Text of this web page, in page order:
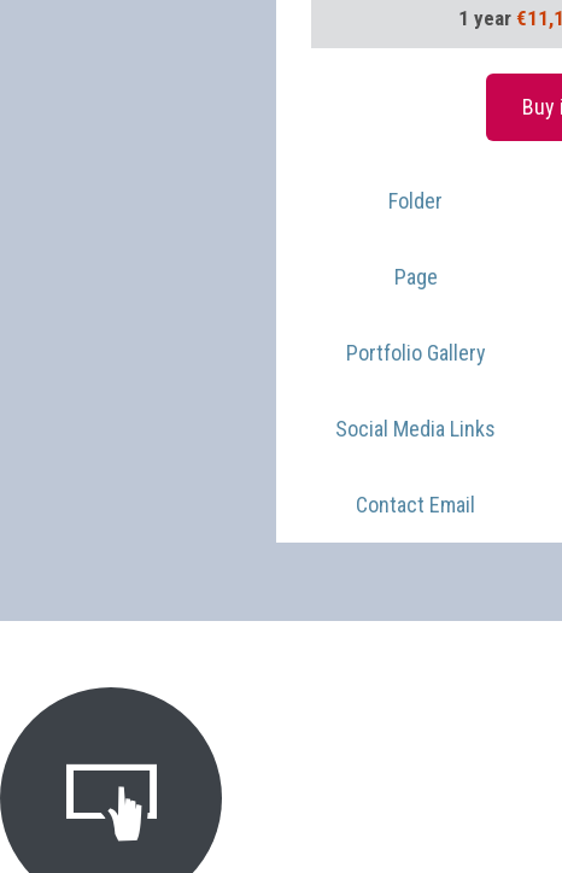
1 month
3
1 year
Buy
Folder
Page
Portfolio Gallery
Social Media Links
Contact Email